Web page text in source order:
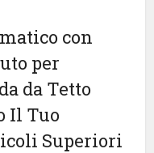
con
per
da Tetto
Il Tuo
Superiori